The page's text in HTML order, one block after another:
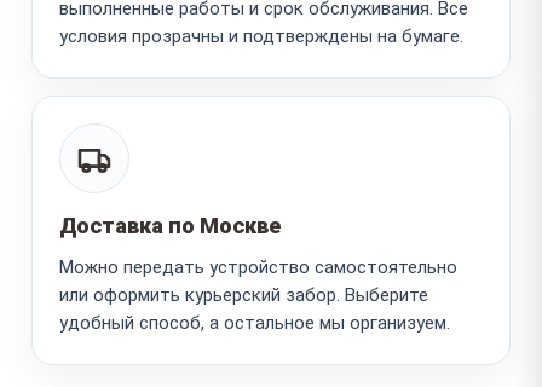
выполненные работы и срок обслуживания. Все
условия прозрачны и подтверждены на бумаге.
Доставка по Москве
Можно передать устройство самостоятельно
или оформить курьерский забор. Выберите
удобный способ, а остальное мы организуем.